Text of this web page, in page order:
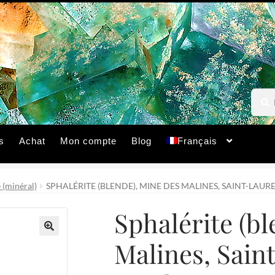
pour :
Achat Mon compte Blog Français
(minéral) SPHALÉRITE (BLENDE), MINE DES MALINES, SAINT-
Sphalérite
Malines,